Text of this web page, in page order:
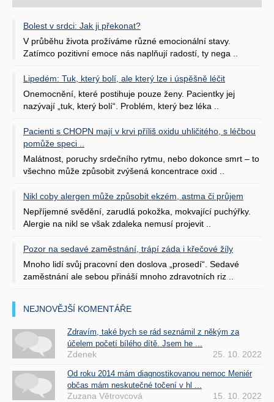
Bolest v srdci: Jak ji překonat?
V průběhu života prožíváme různé emocionální stavy.
Zatímco pozitivní emoce nás naplňují radostí, ty nega ..
Lipedém: Tuk, který bolí, ale který lze i úspěšně léčit
Onemocnění, které postihuje pouze ženy. Pacientky jej
nazývají „tuk, který bolí“. Problém, který bez léka ..
Pacienti s CHOPN mají v krvi příliš oxidu uhličitého, s léčbou
pomůže speci ..
Malátnost, poruchy srdečního rytmu, nebo dokonce smrt – to
všechno může způsobit zvýšená koncentrace oxid ..
Nikl coby alergen může způsobit ekzém, astma či průjem
Nepříjemné svědění, zarudlá pokožka, mokvající puchýřky.
Alergie na nikl se však zdaleka nemusí projevit ..
Pozor na sedavé zaměstnání, trápí záda i křečové žíly
Mnoho lidí svůj pracovní den doslova „prosedí“. Sedavé
zaměstnání ale sebou přináší mnoho zdravotních riz ..
NEJNOVĚJŠÍ KOMENTÁŘE
Zdravím, také bych se rád seznámil z někým za
účelem početí bílého dítě. Jsem he ...
Zdenek 25. 10. 2022
Od roku 2014 mám diagnostikovanou nemoc Meniér
občas mám neskutečné točení v hl ...
Zuzana Větrovcová 15. 10. 2022